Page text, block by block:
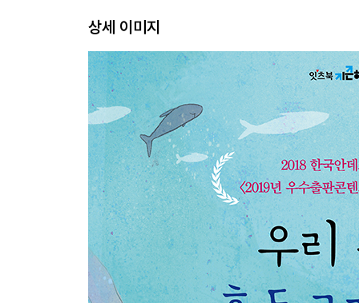
상세 이미지